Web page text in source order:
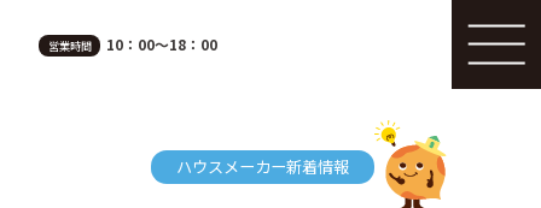
営業時間 10：00～18：00
ハウスメーカー新着情報